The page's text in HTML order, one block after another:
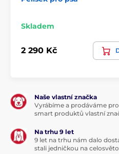
Skladem
2 290 Kč
Naše vlastní značka
Vyrábíme a prodáváme
smart produktů vlastní
Na trhu 9 let
9 let na trhu nám dalo
stali jedničkou na